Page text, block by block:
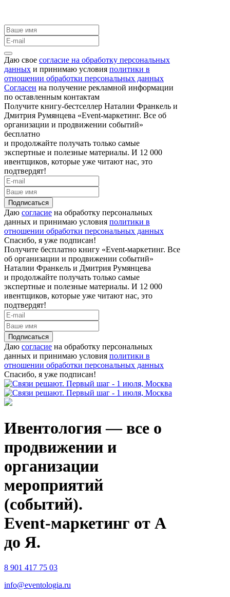
Даю свое согласие на обработку персональных
данных и принимаю условия политики в
отношении обработки персональных данных
Согласен на получение рекламной информации
по оставленным контактам
Получите книгу-бестселлер Наталии Франкель и
Дмитрия Румянцева «Event-маркетинг. Все об
организации и продвижении событий»
бесплатно
и продолжайте получать только самые
экспертные и полезные материалы. И 12 000
ивентщиков, которые уже читают нас, это
подтвердят!
Подписаться
Даю согласие на обработку персональных
данных и принимаю условия политики в
отношении обработки персональных данных
Спасибо, я уже подписан!
Получите бесплатно книгу «Event-маркетинг. Все
об организации и продвижении событий»
Наталии Франкель и Дмитрия Румянцева
и продолжайте получать только самые
экспертные и полезные материалы. И 12 000
ивентщиков, которые уже читают нас, это
подтвердят!
Подписаться
Даю согласие на обработку персональных
данных и принимаю условия политики в
отношении обработки персональных данных
Спасибо, я уже подписан!
Ивентология — все о
продвижении и
организации
мероприятий
(событий).
Event-маркетинг от А
до Я.
8 901 417 75 03
info@eventologia.ru